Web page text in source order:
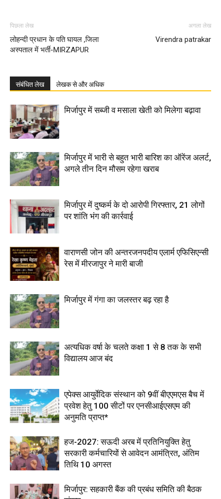
पिछला लेख
लोहन्दी प्रधान के पति घायल ,जिला
अस्पताल में भर्ती-MIRZAPUR
अगला लेख
Virendra patrakar
संबंधित लेख लेखक से और अधिक
मिर्जापुर में सब्जी व मसाला खेती को मिलेगा बढ़ावा
मिर्जापुर में भारी से बहुत भारी बारिश का ऑरेंज अलर्ट,
अगले तीन दिन मौसम रहेगा खराब
मिर्जापुर में दुष्कर्म के दो आरोपी गिरफ्तार, 21 लोगों
पर शांति भंग की कार्रवाई
वाराणसी जोन की अन्तरजनपदीय एलार्म एफिसिएन्सी
रेस में मीरजापुर ने मारी बाजी
मिर्जापुर में गंगा का जलस्तर बढ़ रहा है
अत्यधिक वर्षा के चलते कक्षा 1 से 8 तक के सभी
विद्यालय आज बंद
एपेक्स आयुर्वेदिक संस्थान को 9वीं बीएएमएस बैच में
प्रवेश हेतु 100 सीटों पर एनसीआईएसएम की
अनुमति प्राप्त*
हज-2027: सऊदी अरब में प्रतिनियुक्ति हेतु
सरकारी कर्मचारियों से आवेदन आमंत्रित, अंतिम
तिथि 10 अगस्त
मिर्जापुर: सहकारी बैंक की प्रबंध समिति की बैठक